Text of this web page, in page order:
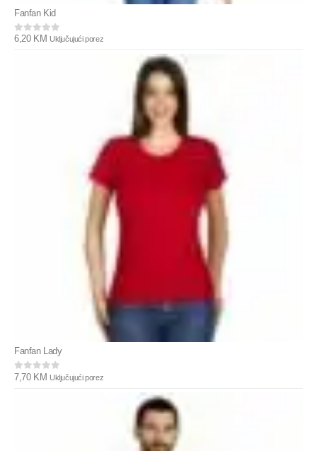
Fanfan Kid
0 out of 5
6,20 KM Uključujući porez
Fanfan Lady
0 out of 5
7,70 KM Uključujući porez